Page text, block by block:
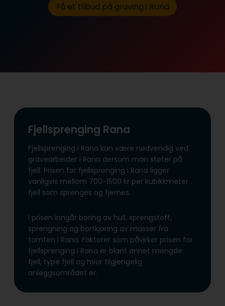
Få et tilbud på graving i Rana
Fjellsprenging Rana
Fjellsprenging i Rana kan være nødvendig ved
gravearbeider i Rana dersom man støter på
fjell. Prisen for fjellsprenging i Rana ligger
vanligvis mellom 700-1500 kr per kubikkmeter
fjell som sprenges og fjernes.
I prisen inngår boring av hull, sprengstoff,
sprengning og bortkjøring av masser fra
tomten i Rana. Faktorer som påvirker prisen for
fjellsprenging i Rana er blant annet mengde
fjell, type fjell og hvor tilgjengelig
anleggsområdet er.